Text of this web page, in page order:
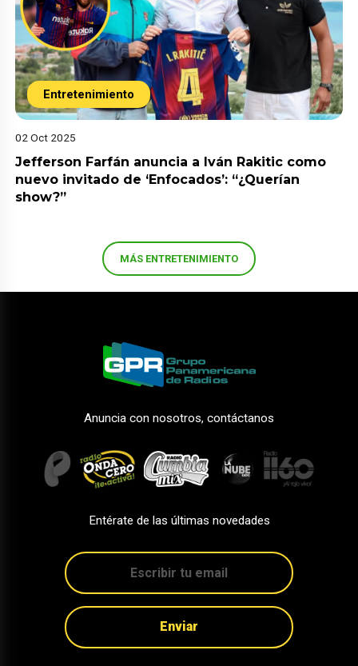
Entretenimiento
02 Oct 2025
Jefferson Farfán anuncia a Iván Rakitic como
nuevo invitado de ‘Enfocados’: “¿Querían
show?”
MÁS ENTRETENIMIENTO
Anuncia con nosotros, contáctanos
Entérate de las últimas novedades
Enviar